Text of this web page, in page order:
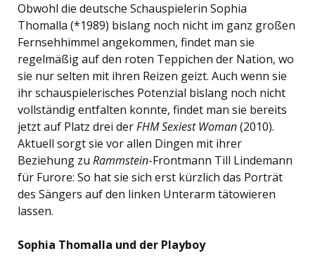
Obwohl die deutsche Schauspielerin Sophia
Thomalla (*1989) bislang noch nicht im ganz großen
Fernsehhimmel angekommen, findet man sie
regelmäßig auf den roten Teppichen der Nation, wo
sie nur selten mit ihren Reizen geizt. Auch wenn sie
ihr schauspielerisches Potenzial bislang noch nicht
vollständig entfalten konnte, findet man sie bereits
jetzt auf Platz drei derFHM Sexiest Woman(2010).
Aktuell sorgt sie vor allen Dingen mit ihrer
Beziehung zu Rammstein-Frontmann Till Lindemann
für Furore: So hat sie sich erst kürzlich das Porträt
des Sängers auf den linken Unterarm tätowieren
lassen.
Sophia Thomalla und der Playboy